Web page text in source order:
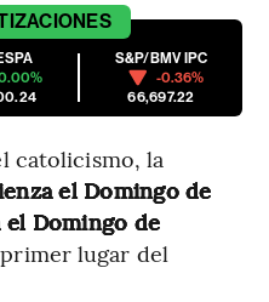
S&P/BMV IPC
-0.36%
66,697.22
catolicismo, la
el Domingo de
el Domingo de
lugar del